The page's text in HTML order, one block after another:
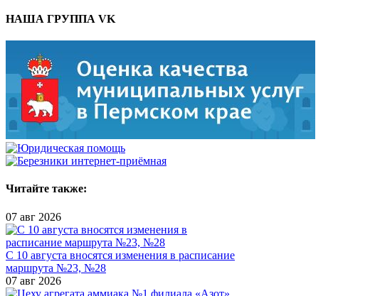
НАША ГРУППА VK
Читайте также:
07 авг 2026
С 10 августа вносятся изменения в расписание
маршрута №23, №28
07 авг 2026